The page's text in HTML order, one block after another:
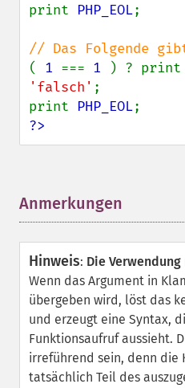
print PHP_EOL;
( 1 === 1 ) ? print
'falsch' ;
print PHP_EOL
?>
Anmerkungen
Hinweis: Die
Wenn das Argument in
übergeben wird, löst das
und erzeugt eine Syntax,
Funktionsaufruf aussieht.
irreführend sein, denn die
tatsächlich Teil des